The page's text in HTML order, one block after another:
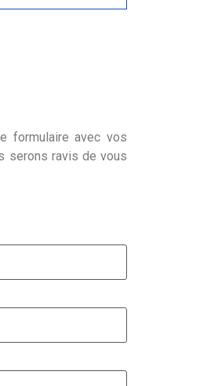
formulaire avec vos
serons ravis de vous